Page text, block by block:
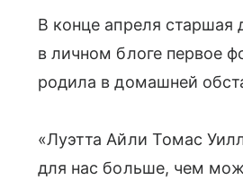
В конце апреля
в личном блоге первое
родила в домашней
«Луэтта Айли Томас
для нас больше, чем